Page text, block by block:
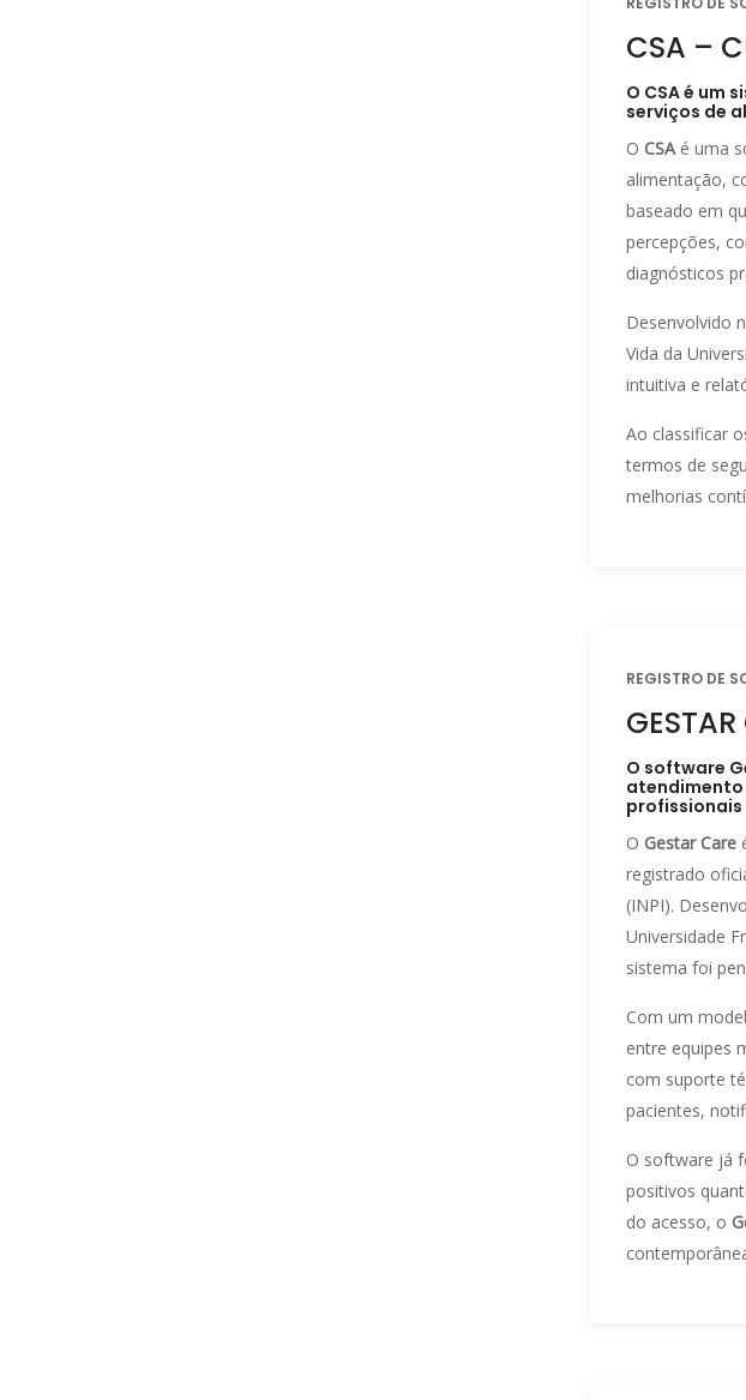
CSA –
O CSA é um
serviços de
O CSAé uma
alimentação,
baseado em
percepções,
diagnósticos
Desenvolvido
Vida da
intuitiva e
Ao classificar
termos de
melhorias
REGISTRO DE
GESTAR
O software
atendimento
O Gestar Care
registrado
(INPI).
Universidade
sistema foi
Com um
entre equipes
com suporte
pacientes,
O software já
positivos
do acesso, o